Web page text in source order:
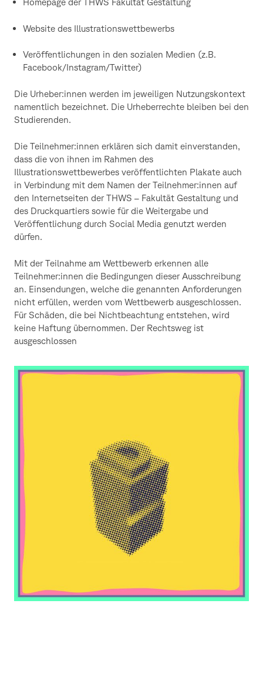
Website des Illustrationswettbewerbs
Veröffentlichungen in den sozialen Medien (z.B.
Facebook/Instagram/Twitter)
Die Urheber:innen werden im jeweiligen Nutzungskontext
namentlich bezeichnet. Die Urheberrechte bleiben bei den
Studierenden.
Die Teilnehmer:innen erklären sich damit einverstanden,
dass die von ihnen im Rahmen des
Illustrationswettbewerbes veröffentlichten Plakate auch
in Verbindung mit dem Namen der Teilnehmer:innen auf
den Internetseiten der THWS – Fakultät Gestaltung und
des Druckquartiers sowie für die Weitergabe und
Veröffentlichung durch Social Media genutzt werden
dürfen.
Mit der Teilnahme am Wettbewerb erkennen alle
Teilnehmer:innen die Bedingungen dieser Ausschreibung
an. Einsendungen, welche die genannten Anforderungen
nicht erfüllen, werden vom Wettbewerb ausgeschlossen.
Für Schäden, die bei Nichtbeachtung entstehen, wird
keine Haftung übernommen. Der Rechtsweg ist
ausgeschlossen